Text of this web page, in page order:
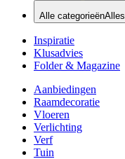
Alle categorieënAlles
Inspiratie
Klusadvies
Folder & Magazine
Aanbiedingen
Raamdecoratie
Vloeren
Verlichting
Verf
Tuin